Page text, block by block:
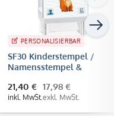
PERSONALISIERBAR
SF30 Kinderstempel /
Namensstempel &
21,40 €
inkl. MwSt.
17,98 €
exkl. MwSt.